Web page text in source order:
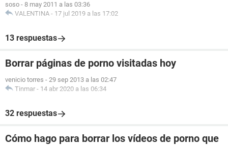
soso - 8 may 2011 a las 03:36
VALENTINA - 17 jul 2019 a las 17:02
13 respuestas
Borrar páginas de porno visitadas hoy
venicio torres - 29 sep 2013 a las 02:47
Tinmar - 14 abr 2020 a las 06:34
32 respuestas
Cómo hago para borrar los vídeos de porno que